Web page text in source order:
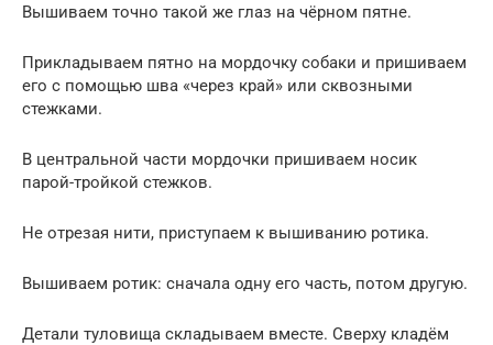
Вышиваем точно такой же глаз на чёрном пятне.
Прикладываем пятно на мордочку собаки и пришиваем
его с помощью шва «через край» или сквозными
стежками.
В центральной части мордочки пришиваем носик
парой-тройкой стежков.
Не отрезая нити, приступаем к вышиванию ротика.
Вышиваем ротик: сначала одну его часть, потом другую.
Детали туловища складываем вместе. Сверху кладём